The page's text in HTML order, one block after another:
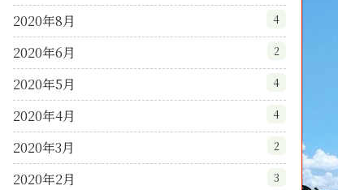
2020年8月 4
2020年6月 2
2020年5月 4
2020年4月 4
2020年3月 2
2020年2月 3